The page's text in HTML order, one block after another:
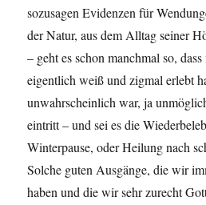
sozusagen Evidenzen für
der Natur, aus dem Alltag seiner
– geht es schon manchmal so,
eigentlich weiß und zigmal erlebt
unwahrscheinlich war, ja
eintritt – und sei es die
Winterpause, oder Heilung nach
Solche guten Ausgänge, die wir
haben und die wir sehr zurecht